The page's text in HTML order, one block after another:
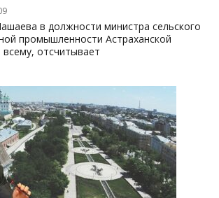
в должности министра сельского
промышленности Астраханской
отсчитывает